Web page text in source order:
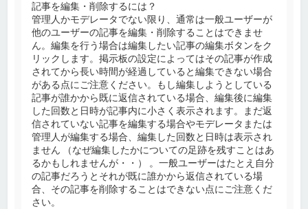
記事を編集・削除するには？
管理人かモデレータでない限り、通常は一般ユーザーが
他のユーザーの記事を編集・削除することはできませ
ん。編集を行う場合は編集したい記事の編集ボタンをク
リックします。掲示板の設定によってはその記事が作成
されてから長い時間が経過していると編集できない場合
がある点にご注意ください。もし編集しようとしている
記事が誰かから既に返信されている場合、編集後に編集
した回数と日時が記事内に小さく表示されます。まだ返
信されていない記事を編集する場合やモデレータまたは
管理人が編集する場合、編集した回数と日時は表示され
ません （なぜ編集したかについての足跡を残すことはあ
るかもしれませんが・・） 。一般ユーザーはたとえ自分
の記事だろうとそれが既に誰かから返信されている場
合、その記事を削除することはできない点にご注意くだ
さい。